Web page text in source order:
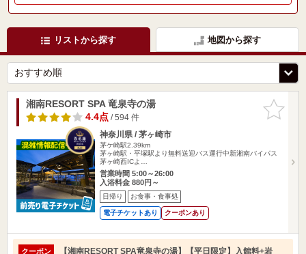
リストから探す 地図から探す
お気に入
りに追加
湘南RESORT SPA 竜泉寺の湯
4.4点/ 594 件
神奈川県 / 茅ヶ崎市
茅ケ崎駅2.39km
茅ヶ崎駅・平塚駅より無料送迎バス運行中新湘南バイパス
茅ヶ崎西ICよ…
営業時間 5:00～26:00
入浴料金 880円～
日帰り お食事・食事処
電子チケットあり クーポンあり
クーポン
【湘南RESORT SPA竜泉寺の湯】【平日限定】入館料+岩